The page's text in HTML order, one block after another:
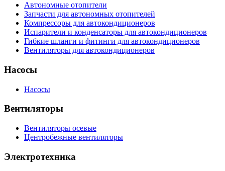
Автономные отопители
Запчасти для автономных отопителей
Компрессоры для автокондиционеров
Испарители и конденсаторы для автокондиционеров
Гибкие шланги и фитинги для автокондиционеров
Вентиляторы для автокондиционеров
Насосы
Насосы
Вентиляторы
Вентиляторы осевые
Центробежные вентиляторы
Электротехника